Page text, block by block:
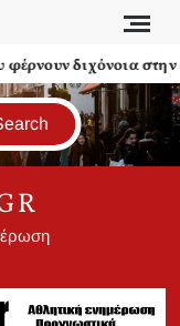
διχόνοια στην